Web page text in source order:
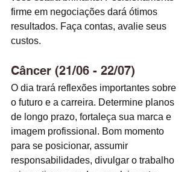
firme em negociações dará ótimos
resultados. Faça contas, avalie seus
custos.
Câncer (21/06 - 22/07)
O dia trará reflexões importantes sobre
o futuro e a carreira. Determine planos
de longo prazo, fortaleça sua marca e
imagem profissional. Bom momento
para se posicionar, assumir
responsabilidades, divulgar o trabalho